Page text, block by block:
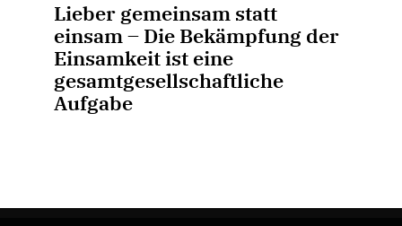
Lieber gemeinsam statt
einsam – Die Bekämpfung der
Einsamkeit ist eine
gesamtgesellschaftliche
Aufgabe